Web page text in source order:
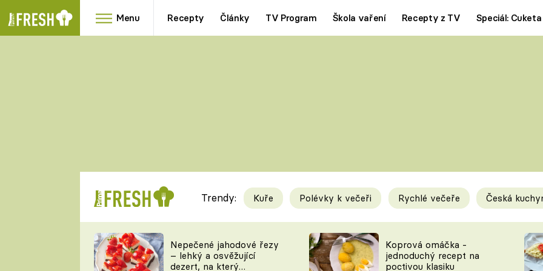
Menu Recepty Články TV Program Škola vaření Recepty z TV Speciál: Cuketa
RYCHLOVKY
Videorecepty
TEĎ VAŘÍ ŠÉF!
Tipy a triky
KAM ZA JÍDLEM
Trendy: Kuře Polévky k večeři Rychlé večeře Česká
Nepečené jahodové řezy
– lehký a osvěžující
dezert, na který
Koprová omáčka -
jednoduchý recept na
poctivou klasiku